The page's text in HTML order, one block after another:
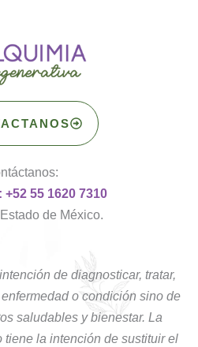
55 1620 7310
de México.
de diagnosticar, tratar,
o condición sino de
saludables y bienestar. La
la intención de sustituir el